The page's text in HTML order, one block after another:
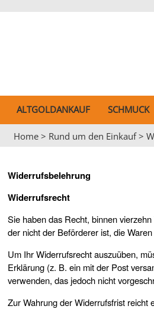
ALTGOLDANKAUF SCHMUCK
Sternzeichen
Anhänger Fantasie
Medaillons
Anhänger Herz
Armband
Armschmuck
Armband
Armreif mit Verschl.
Damenring
Herrenring
Fußkettchen
Halsschmuck
Collier Gleichlauf
Collier mit Mittelt.
Kette mit Anhänger
Kette aufgereiht
Halsreif
Kinderschmuck
Stecker lang
Anhänger Fantasie
Identband
Kette mit Anhänger
Stecker lang
Clip
Buton lang
Bouton Kurz
Steckcreole
Kunststoffuhr
Herrenuhren
Automatikuhr
Funkuhr
ISNY Uhr
Kinderuhr
Wanduhren
Wecker
Home > Rund um den Einkauf>
Widerrufsbelehrung
Widerrufsrecht
Sie haben das Recht, binnen
der nicht der Beförderer ist, die
Um Ihr Widerrufsrecht auszuüben,
Erklärung (z. B. ein mit der Post
verwenden, das jedoch nicht
Zur Wahrung der Widerrufsfrist reicht